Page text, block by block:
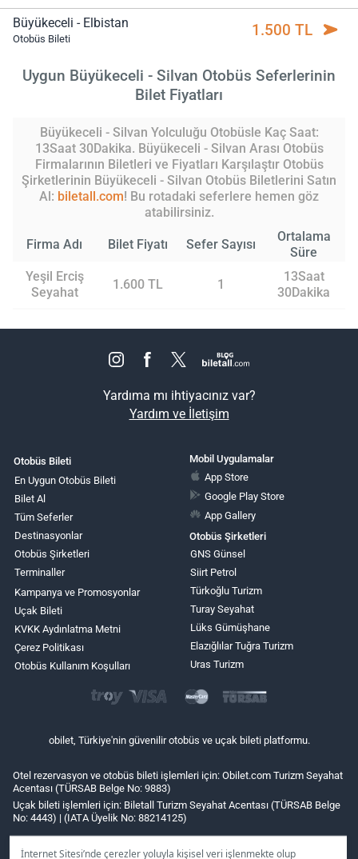
İnternet Sitesi’nde çerezler yoluyla kişisel veri işlenmekte olup
Büyükeceli - Elbistan
Otobüs Bileti 1.500 TL
Uygun Büyükeceli - Silvan Otobüs Seferlerinin
Bilet Fiyatları
Büyükeceli - Silvan Yolculuğu Otobüsle Kaç Saat:
13Saat 30Dakika. Büyükeceli - Silvan Arası Otobüs
Firmalarının Biletleri ve Fiyatları Karşılaştır Otobüs
Şirketlerinin Büyükeceli - Silvan Otobüs Biletlerini Satın
Al: biletall.com! Bu rotadaki seferlere hemen göz
atabilirsiniz.
Firma Adı Bilet Fiyatı Sefer Sayısı
Ortalama
Süre
Yeşil Erciş
Seyahat
1.600 TL 1
13Saat
30Dakika
Yardıma mı ihtiyacınız var?
Yardım ve İletişim
Otobüs Bileti
En Uygun Otobüs Bileti
Bilet Al
Tüm Seferler
Destinasyonlar
Otobüs Şirketleri
Terminaller
Kampanya ve Promosyonlar
Uçak Bileti
KVKK Aydınlatma Metni
Çerez Politikası
Otobüs Kullanım Koşulları
Mobil Uygulamalar
App Store
Google Play Store
App Gallery
Otobüs Şirketleri
GNS Günsel
Siirt Petrol
Türkoğlu Turizm
Turay Seyahat
Lüks Gümüşhane
Elazığlılar Tuğra Turizm
Uras Turizm
obilet, Türkiye'nin güvenilir otobüs ve uçak bileti platformu.
Otel rezervasyon ve otobüs bileti işlemleri için: Obilet.com Turizm Seyahat
Acentası (TÜRSAB Belge No: 9883)
Uçak bileti işlemleri için: Biletall Turizm Seyahat Acentası (TÜRSAB Belge
No: 4443) | (IATA Üyelik No: 88214125)